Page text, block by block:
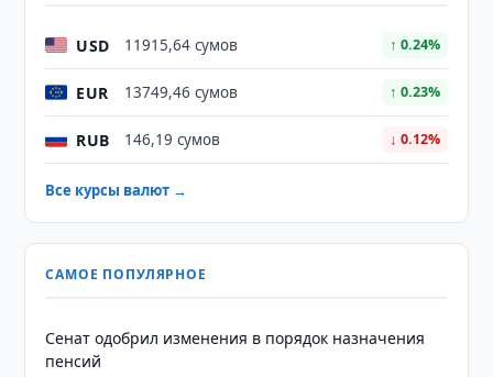
USD 11915,64 сумов ↑ 0.24%
EUR 13749,46 сумов ↑ 0.23%
RUB 146,19 сумов ↓ 0.12%
Все курсы валют →
САМОЕ ПОПУЛЯРНОЕ
Сенат одобрил изменения в порядок назначения
пенсий